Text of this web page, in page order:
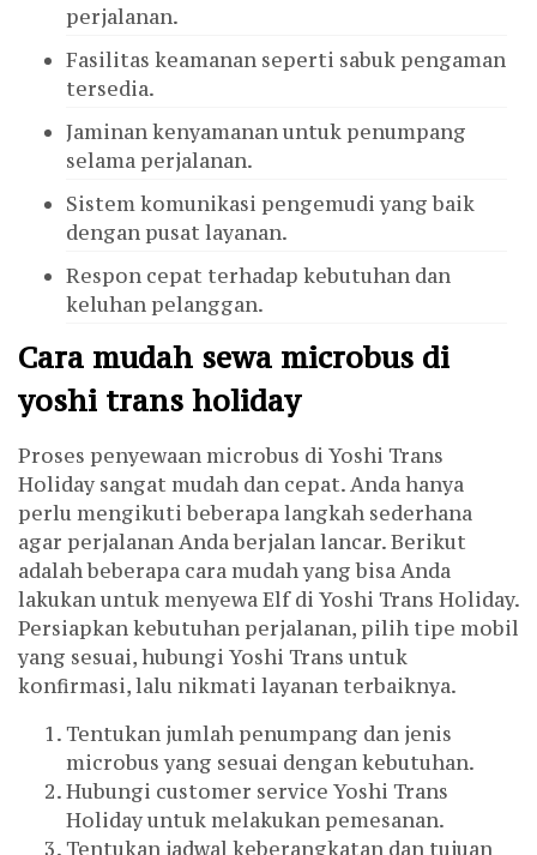
perjalanan.
Fasilitas keamanan seperti sabuk pengaman
tersedia.
Jaminan kenyamanan untuk penumpang
selama perjalanan.
Sistem komunikasi pengemudi yang baik
dengan pusat layanan.
Respon cepat terhadap kebutuhan dan
keluhan pelanggan.
Cara mudah sewa microbus di
yoshi trans holiday
Proses penyewaan microbus di Yoshi Trans
Holiday sangat mudah dan cepat. Anda hanya
perlu mengikuti beberapa langkah sederhana
agar perjalanan Anda berjalan lancar. Berikut
adalah beberapa cara mudah yang bisa Anda
lakukan untuk menyewa Elf di Yoshi Trans Holiday.
Persiapkan kebutuhan perjalanan, pilih tipe mobil
yang sesuai, hubungi Yoshi Trans untuk
konfirmasi, lalu nikmati layanan terbaiknya.
Tentukan jumlah penumpang dan jenis
microbus yang sesuai dengan kebutuhan.
Hubungi customer service Yoshi Trans
Holiday untuk melakukan pemesanan.
Tentukan jadwal keberangkatan dan tujuan